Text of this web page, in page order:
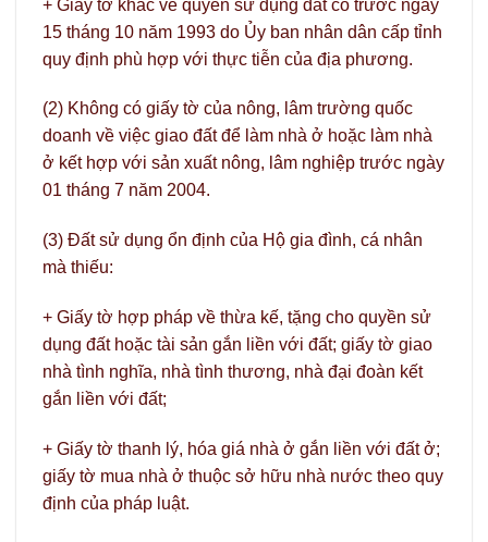
+ Giấy tờ khác về quyền sử dụng đất có trước ngày
15 tháng 10 năm 1993 do Ủy ban nhân dân cấp tỉnh
quy định phù hợp với thực tiễn của địa phương.
(2) Không có giấy tờ của nông, lâm trường quốc
doanh về việc giao đất để làm nhà ở hoặc làm nhà
ở kết hợp với sản xuất nông, lâm nghiệp trước ngày
01 tháng 7 năm 2004.
(3) Đất sử dụng ổn định của Hộ gia đình, cá nhân
mà thiếu:
+ Giấy tờ hợp pháp về thừa kế, tặng cho quyền sử
dụng đất hoặc tài sản gắn liền với đất; giấy tờ giao
nhà tình nghĩa, nhà tình thương, nhà đại đoàn kết
gắn liền với đất;
+ Giấy tờ thanh lý, hóa giá nhà ở gắn liền với đất ở;
giấy tờ mua nhà ở thuộc sở hữu nhà nước theo quy
định của pháp luật.